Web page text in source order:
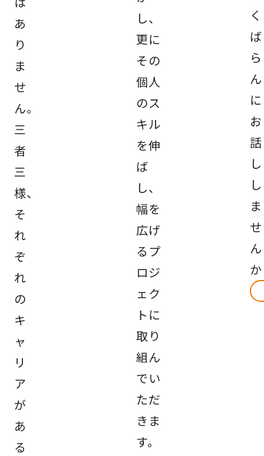
あ
り
ま
せ
ん。
三
者
三
様、
そ
れ
ぞ
れ
の
キ
ャ
リ
ア
が
あ
る
し、
更に
その
個人
のス
キル
を伸
ば
し、
幅を
広げ
るプ
ロジ
ェク
トに
取り
組ん
でい
ただ
きま
す。
く
ば
ら
ん
に
お
話
し
し
ま
せ
ん